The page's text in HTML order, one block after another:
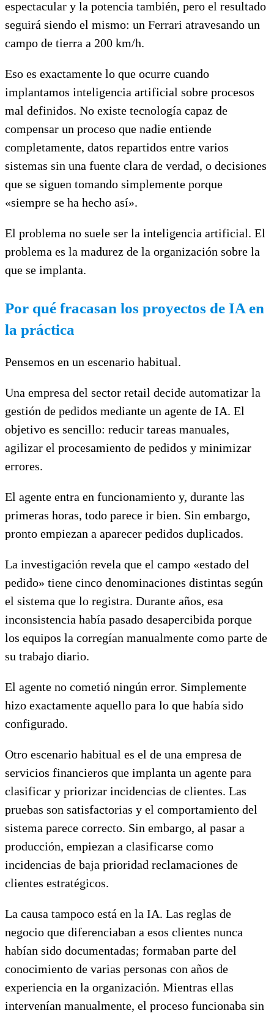
espectacular y la potencia también, pero el resultado
seguirá siendo el mismo: un Ferrari atravesando un
campo de tierra a 200 km/h.
Eso es exactamente lo que ocurre cuando
implantamos inteligencia artificial sobre procesos
mal definidos. No existe tecnología capaz de
compensar un proceso que nadie entiende
completamente, datos repartidos entre varios
sistemas sin una fuente clara de verdad, o decisiones
que se siguen tomando simplemente porque
«siempre se ha hecho así».
El problema no suele ser la inteligencia artificial. El
problema es la madurez de la organización sobre la
que se implanta.
Por qué fracasan los proyectos de IA en
la práctica
Pensemos en un escenario habitual.
Una empresa del sector retail decide automatizar la
gestión de pedidos mediante un agente de IA. El
objetivo es sencillo: reducir tareas manuales,
agilizar el procesamiento de pedidos y minimizar
errores.
El agente entra en funcionamiento y, durante las
primeras horas, todo parece ir bien. Sin embargo,
pronto empiezan a aparecer pedidos duplicados.
La investigación revela que el campo «estado del
pedido» tiene cinco denominaciones distintas según
el sistema que lo registra. Durante años, esa
inconsistencia había pasado desapercibida porque
los equipos la corregían manualmente como parte de
su trabajo diario.
El agente no cometió ningún error. Simplemente
hizo exactamente aquello para lo que había sido
configurado.
Otro escenario habitual es el de una empresa de
servicios financieros que implanta un agente para
clasificar y priorizar incidencias de clientes. Las
pruebas son satisfactorias y el comportamiento del
sistema parece correcto. Sin embargo, al pasar a
producción, empiezan a clasificarse como
incidencias de baja prioridad reclamaciones de
clientes estratégicos.
La causa tampoco está en la IA. Las reglas de
negocio que diferenciaban a esos clientes nunca
habían sido documentadas; formaban parte del
conocimiento de varias personas con años de
experiencia en la organización. Mientras ellas
intervenían manualmente, el proceso funcionaba sin